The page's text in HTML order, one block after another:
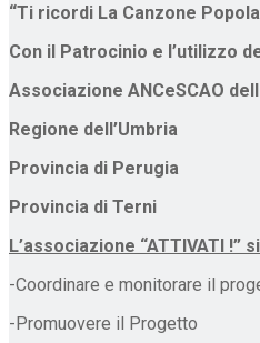
“Ti ricordi La Canzone
Con il Patrocinio e l’utilizzo
Associazione ANCeSCAO
Regione dell’Umbria
Provincia di Perugia
Provincia di Terni
L’associazione “ATTIVATI !”
-Coordinare e monitorare il
-Promuovere il Progetto